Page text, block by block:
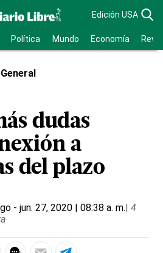
Edición USA
Política Mundo Economía
General
dudas
a
del plazo
- jun. 27, 2020 | 08:38 a. m.| 4